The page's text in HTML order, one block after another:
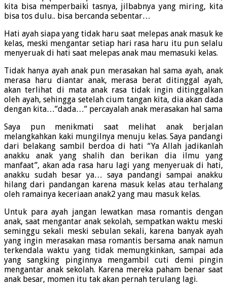
kita bisa memperbaiki tasnya, jilbabnya yang miring, kita
bisa tos dulu.. bisa bercanda sebentar…
Hati ayah siapa yang tidak haru saat melepas anak masuk ke
kelas, meski mengantar setiap hari rasa haru itu pun selalu
menyeruak di hati saat melepas anak mau memasuki kelas.
Tidak hanya ayah anak pun merasakan hal sama ayah, anak
merasa haru diantar anak, merasa berat ditinggal ayah,
akan terlihat di mata anak rasa tidak ingin ditinggalkan
oleh ayah, sehingga setelah cium tangan kita, dia akan dada
dengan kita…”dada…” percayalah anak merasakan hal sama
Saya pun menikmati saat melihat anak berjalan
melangkahkan kaki mungilnya menuju kelas. Saya pandangi
dari belakang sambil berdoa di hati “Ya Allah jadikanlah
anakku anak yang shalih dan berikan dia ilmu yang
manfaat”, akan ada rasa haru lagi yang menyeruak di hati,
anakku sudah besar ya… saya pandangi sampai anakku
hilang dari pandangan karena masuk kelas atau terhalang
oleh ramainya keceriaan anak2 yang mau masuk kelas.
Untuk para ayah jangan lewatkan masa romantis dengan
anak, saat mengantar anak sekolah, sempatkan waktu meski
seminggu sekali meski sebulan sekali, karena banyak ayah
yang ingin merasakan masa romantis bersama anak namun
terkendala waktu yang tidak memungkinkan, sampai ada
yang sangking pinginnya mengambil cuti demi pingin
mengantar anak sekolah. Karena mereka paham benar saat
anak besar, momen itu tak akan pernah terulang lagi.